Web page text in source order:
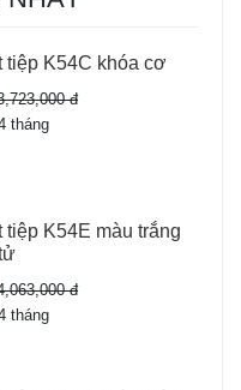
tiệp K54C khóa cơ
đ
tháng
tiệp K54E màu trắng
đ
tháng